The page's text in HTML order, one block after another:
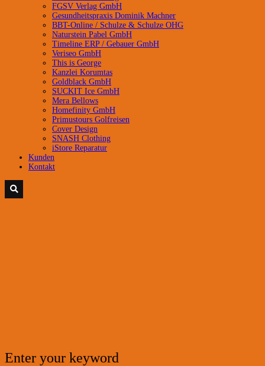
FGSV Verlag GmbH
Gesundheitspraxis Dominik Machner
BBT-Online / Schulze & Schulze OHG
Naturstein Pabel GmbH
Timeline ERP / Gebauer GmbH
Veriseo GmbH
This is George
Kanzlei Korumtas
Goldblack GmbH
SUCKIT Ice GmbH
Mera Bellows
Homefinity GmbH
Primustours Golfreisen
Cover Design
SNASH Clothing
iStore Reparatur
Kunden
Kontakt
Enter your keyword